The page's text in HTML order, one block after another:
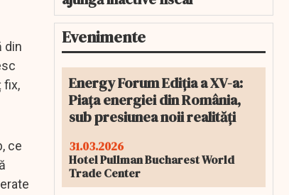
din
fix,
ce
Evenimente
Energy Forum Ediția a XV-a:
Piața energiei din România,
sub presiunea noii realități
31.03.2026
Hotel Pullman Bucharest World
Trade Center